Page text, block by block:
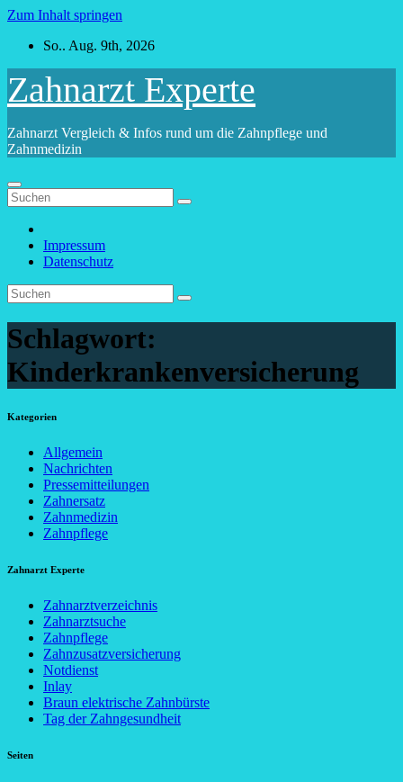
Zum Inhalt springen
So.. Aug. 9th, 2026
Zahnarzt Experte
Zahnarzt Vergleich & Infos rund um die Zahnpflege und
Zahnmedizin
Impressum
Datenschutz
Schlagwort:
Kinderkrankenversicherung
Kategorien
Allgemein
Nachrichten
Pressemitteilungen
Zahnersatz
Zahnmedizin
Zahnpflege
Zahnarzt Experte
Zahnarztverzeichnis
Zahnarztsuche
Zahnpflege
Zahnzusatzversicherung
Notdienst
Inlay
Braun elektrische Zahnbürste
Tag der Zahngesundheit
Seiten